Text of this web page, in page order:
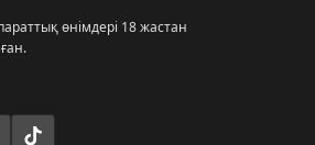
өнімдері 18 жастан